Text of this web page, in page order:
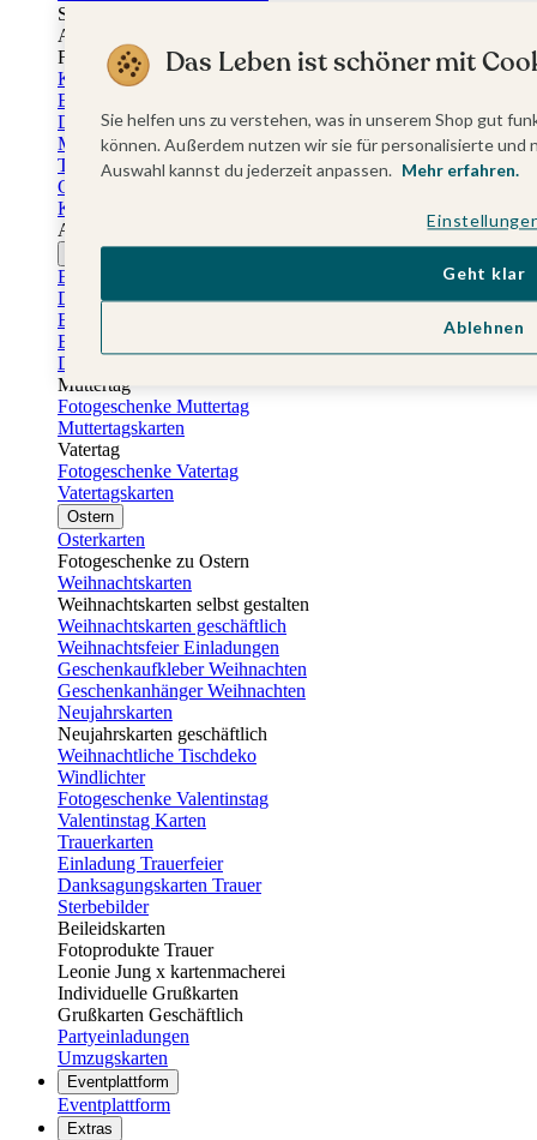
Sticker Taufe
Absenderaufkleber Taufe
Fotobuch Taufe
Konfirmationskarten
Einladungskarten Konfirmation
Danksagung Konfirmation
Menükarten Konfirmation
Tischkarten Konfirmation
Gästebuch Konfirmation
Kerzen Konfirmation
Aufkleber zum Anlass Ihres Kindes
Firmungskarten
Einladungskarten Firmung
Dankeskarten Firmung
Einschulungskarten
Einladungskarten Einschulung
Danksagung Einschulung
Muttertag
Fotogeschenke Muttertag
Muttertagskarten
Vatertag
Fotogeschenke Vatertag
Vatertagskarten
Ostern
Osterkarten
Fotogeschenke zu Ostern
Weihnachtskarten
Weihnachtskarten selbst gestalten
Weihnachtskarten geschäftlich
Weihnachtsfeier Einladungen
Geschenkaufkleber Weihnachten
Geschenkanhänger Weihnachten
Neujahrskarten
Neujahrskarten geschäftlich
Weihnachtliche Tischdeko
Windlichter
Fotogeschenke Valentinstag
Valentinstag Karten
Trauerkarten
Einladung Trauerfeier
Danksagungskarten Trauer
Sterbebilder
Beileidskarten
Fotoprodukte Trauer
Leonie Jung x kartenmacherei
Individuelle Grußkarten
Grußkarten Geschäftlich
Partyeinladungen
Umzugskarten
Eventplattform
Eventplattform
Extras
Das Leben ist schöner mit
Sie helfen uns zu verstehen, was in unserem Shop gut
können. Außerdem nutzen wir sie für personalisierte
Auswahl kannst du jederzeit anpassen. Mehr erfahren.
Ablehnen
Geht klar